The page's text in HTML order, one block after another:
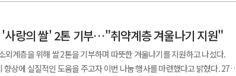
사랑의 쌀' 2톤 기부…"취약계층 겨울나기 지원"
계층을 위해 쌀 2톤을 기부하며 따뜻한 겨울나기를 지원하고 나섰다.
에 실질적인 도움을 주고자 이번 나눔 행사를 마련했다고 밝혔다. 27일